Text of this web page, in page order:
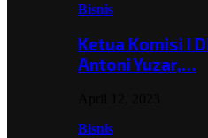
Bisnis
Ketua Komisi I
Antoni Yuzar,…
Bisnis